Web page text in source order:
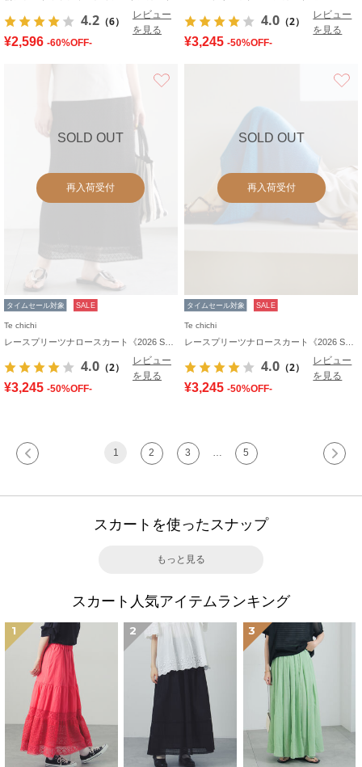
4.2 （6）
レビュー
を見る
¥2,596 -60%OFF-
4.0 （2）
レビュー
を見る
¥3,245 -50%OFF-
SOLD OUT
再入荷受付
タイムセール対象 SALE
Te chichi
4.0 （2）
レビュー
を見る
¥3,245 -50%OFF-
SOLD OUT
再入荷受付
タイムセール対象 SALE
Te chichi
4.0 （2）
レビュー
を見る
¥3,245 -50%OFF-
1 2 3 5
スカートを使ったスナップ
もっと見る
スカート人気アイテムランキング
1 2 3